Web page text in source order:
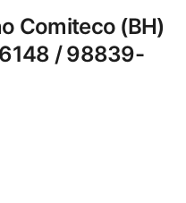
Comiteco (BH)
/ 98839-